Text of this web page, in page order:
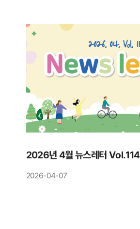
2026년 4월 뉴스레터 Vol.114
2026-04-07